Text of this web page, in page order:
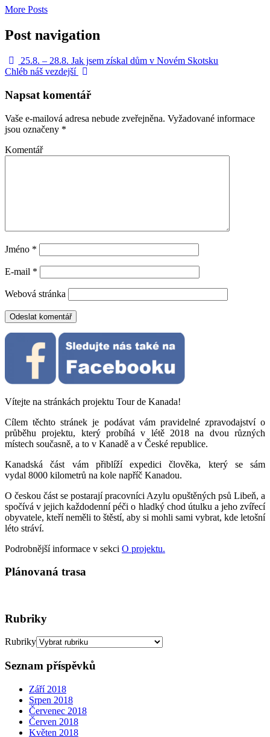
More Posts
Post navigation
25.8. – 28.8. Jak jsem získal dům v Novém Skotsku
Chléb náš vezdejší
Napsat komentář
Vaše e-mailová adresa nebude zveřejněna. Vyžadované informace
jsou označeny *
Komentář
Jméno *
E-mail *
Webová stránka
Vítejte na stránkách projektu Tour de Kanada!
Cílem těchto stránek je podávat vám pravidelné zpravodajství o
průběhu projektu, který probíhá v létě 2018 na dvou různých
místech současně, a to v Kanadě a v České republice.
Kanadská část vám přiblíží expedici člověka, který se sám
vydal 8000 kilometrů na kole napříč Kanadou.
O českou část se postarají pracovníci Azylu opuštěných psů Libeň, a
spočívá v jejich každodenní péči o hladký chod útulku a jeho zvířecí
obyvatele, kteří neměli to štěstí, aby si mohli sami vybrat, kde letošní
léto stráví.
Podrobnější informace v sekci O projektu.
Plánovaná trasa
Rubriky
Rubriky
Seznam příspěvků
Září 2018
Srpen 2018
Červenec 2018
Červen 2018
Květen 2018